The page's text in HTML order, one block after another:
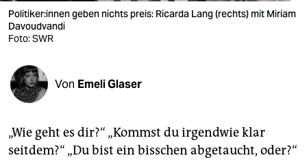
verlag
veranstaltungen
shop
fragen & hilfe
abo
Po­li­ti­ke­r:in­nen geben nichts preis: Ricarda Lang (rechts) mit Miriam
Davoudvandi
Foto: SWR
Von Emeli Glaser
„Wie geht es dir?“ „Kommst du irgendwie klar
seitdem?“ „Du bist ein bisschen abgetaucht, oder?“